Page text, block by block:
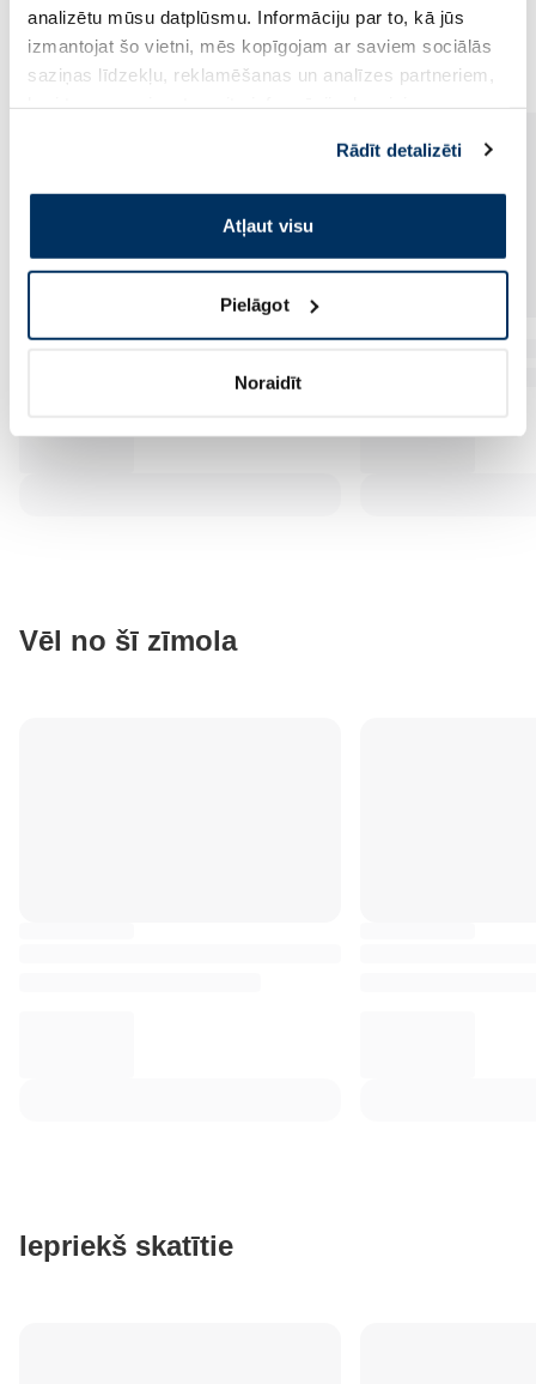
analizētu mūsu datplūsmu. Informāciju par to, kā jūs
izmantojat šo vietni, mēs kopīgojam ar saviem sociālās
saziņas līdzekļu, reklamēšanas un analīzes partneriem,
pakalpojumus. Ja piekrītat šo papildu sīkdatņu
izmantošanai, lūdzu, atzīmējiet savu izvēli:
Rādīt detalizēti
Atļaut visu
Pielāgot
Noraidīt
Populārākie kategorijā
Vēl no šī zīmola
Iepriekš skatītie